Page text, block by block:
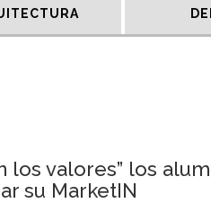
los valores” los
su MarketIN